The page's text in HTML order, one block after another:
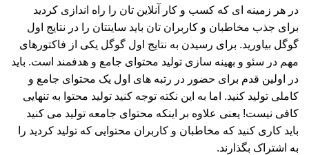
در هر زمینه ای که کسب و کار آنلاین تان را راه اندازی کردید
برای جذب مخاطبان و کاربران تان باید سایتتان را در نتایج اول
گوگل بیاورید. برای رسیدن به نتایج اول گوگل یکی از فاکتورهای
مهم در سئو و بهینه سازی تولید محتوای جامع و هدفمند است. باید
در اولین قدم برای حضور در رتبه های اول یک محتوای جامع و
کاملی تولید کنید. اما به این نکته توجه کنید تولید محتوا به تنهایی
کافی نیست! یعنی علاوه بر اینکه محتوای جامعه تولید می کنید
باید کاری کنید که مخاطبان و کاربران محتوایی که تولید کردید را
به اشتراک بگذارند.